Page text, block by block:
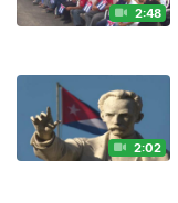
2:48
2:02